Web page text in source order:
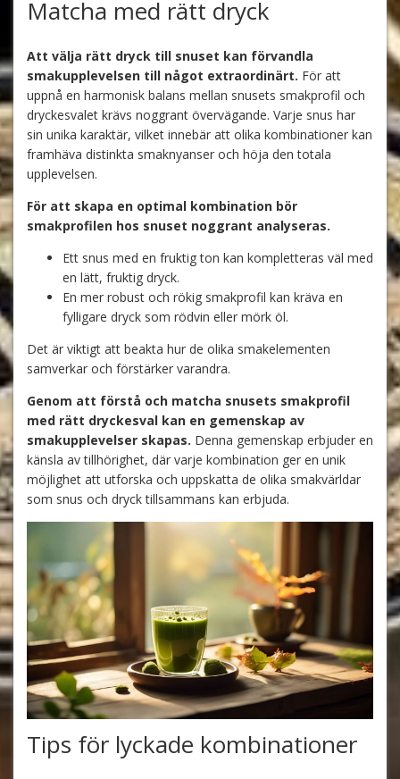
Matcha med rätt dryck
Att välja rätt dryck till snuset kan förvandla
smakupplevelsen till något extraordinärt. För att
uppnå en harmonisk balans mellan snusets smakprofil och
dryckesvalet krävs noggrant övervägande. Varje snus har
sin unika karaktär, vilket innebär att olika kombinationer kan
framhäva distinkta smaknyanser och höja den totala
upplevelsen.
För att skapa en optimal kombination bör
smakprofilen hos snuset noggrant analyseras.
Ett snus med en fruktig ton kan kompletteras väl med
en lätt, fruktig dryck.
En mer robust och rökig smakprofil kan kräva en
fylligare dryck som rödvin eller mörk öl.
Det är viktigt att beakta hur de olika smakelementen
samverkar och förstärker varandra.
Genom att förstå och matcha snusets smakprofil
med rätt dryckesval kan en gemenskap av
smakupplevelser skapas. Denna gemenskap erbjuder en
känsla av tillhörighet, där varje kombination ger en unik
möjlighet att utforska och uppskatta de olika smakvärldar
som snus och dryck tillsammans kan erbjuda.
Tips för lyckade kombinationer